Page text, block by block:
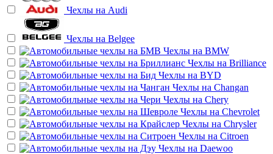
Чехлы на Audi
Чехлы на Belgee
Чехлы на BMW
Чехлы на Brilliance
Чехлы на BYD
Чехлы на Changan
Чехлы на Chery
Чехлы на Chevrolet
Чехлы на Chrysler
Чехлы на Citroen
Чехлы на Daewoo